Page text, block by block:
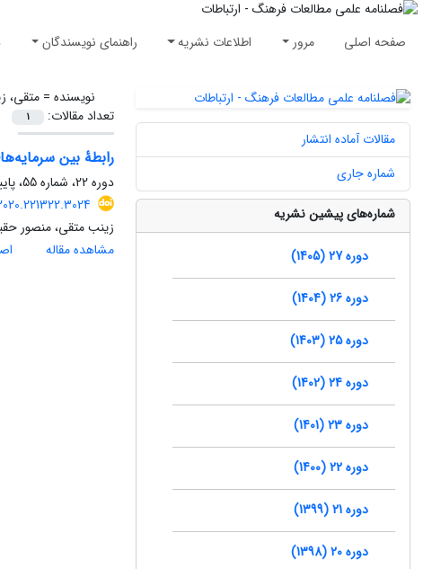
صفحه اصلی مرور اطلاعات نشریه راهنمای نویسندگان
نویسنده =متقی،
تعداد مقالات:
1
رابطۀ بین
دوره 22، شماره 55، پاییز 1400، صفحه
زینب متقی، منصور
مشاهده مقاله
مقالات آماده انتشار
شماره جاری
شماره‌های پیشین نشریه
دوره 27 (1405)
دوره 26 (1404)
دوره 25 (1403)
دوره 24 (1402)
دوره 23 (1401)
دوره 22 (1400)
دوره 21 (1399)
دوره 20 (1398)